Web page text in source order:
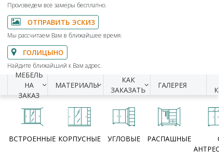
Произведем все замеры бесплатно.
ОТПРАВИТЬ ЭСКИЗ
Мы рассчитаем Вам в ближайшее время.
ГОЛИЦЫНО
Найдите ближайший к Вам адрес.
МЕБЕЛЬ
НА
ЗАКАЗ
МАТЕРИАЛЫ
КАК
ЗАКАЗАТЬ
ГАЛЕРЕЯ
ВСТРОЕННЫЕ КОРПУСНЫЕ УГЛОВЫЕ РАСПАШНЫЕ